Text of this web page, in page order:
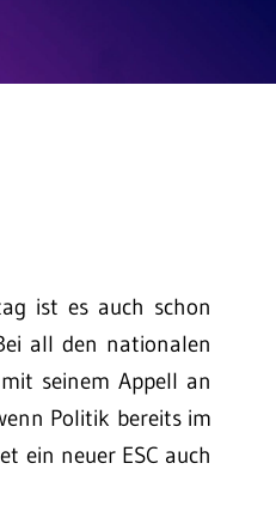
ist es auch schon
all den nationalen
seinem Appell an
Politik bereits im
ein neuer ESC auch